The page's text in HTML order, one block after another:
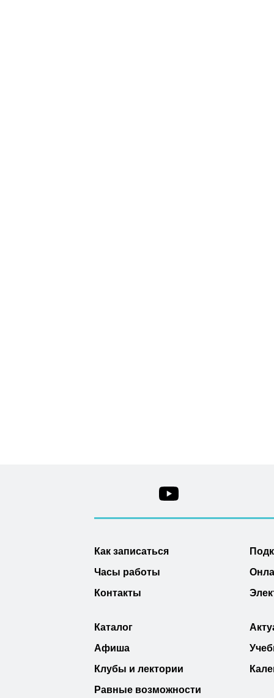
Как записаться
Часы работы
Контакты
Каталог
Афиша
Клубы и лектории
Равные возможности